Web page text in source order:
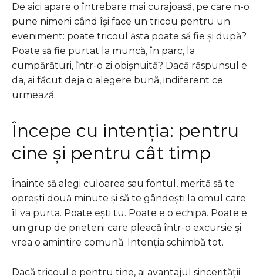
De aici apare o întrebare mai curajoasă, pe care n-o
pune nimeni când își face un tricou pentru un
eveniment: poate tricoul ăsta poate să fie și după?
Poate să fie purtat la muncă, în parc, la
cumpărături, într-o zi obișnuită? Dacă răspunsul e
da, ai făcut deja o alegere bună, indiferent ce
urmează.
Începe cu intenția: pentru
cine și pentru cât timp
Înainte să alegi culoarea sau fontul, merită să te
oprești două minute și să te gândești la omul care
îl va purta. Poate ești tu. Poate e o echipă. Poate e
un grup de prieteni care pleacă într-o excursie și
vrea o amintire comună. Intenția schimbă tot.
Dacă tricoul e pentru tine, ai avantajul sincerității.